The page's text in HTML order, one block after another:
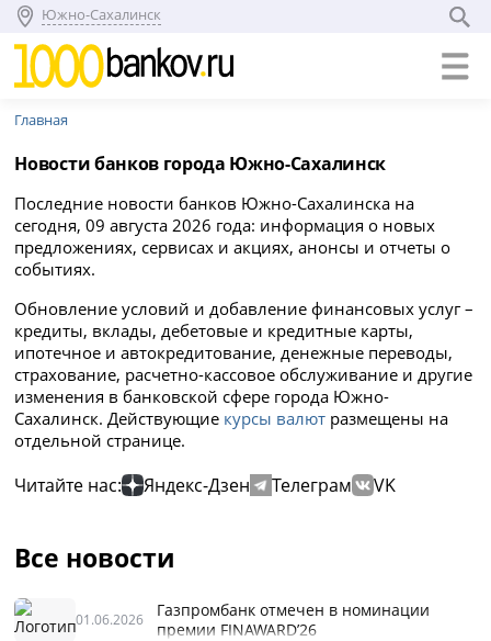
Южно-Сахалинск
Главная
Новости банков города Южно-Сахалинск
Последние новости банков Южно-Сахалинска на
сегодня, 09 августа 2026 года: информация о новых
предложениях, сервисах и акциях, анонсы и отчеты о
событиях.
Обновление условий и добавление финансовых услуг –
кредиты, вклады, дебетовые и кредитные карты,
ипотечное и автокредитование, денежные переводы,
страхование, расчетно-кассовое обслуживание и другие
изменения в банковской сфере города Южно-
Сахалинск. Действующие курсы валют размещены на
отдельной странице.
Читайте нас: Яндекс-Дзен Телеграм VK
Все новости
01.06.2026
Газпромбанк отмечен в номинации
премии FINAWARD’26